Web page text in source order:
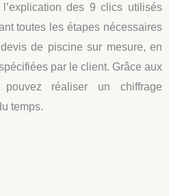
des 9 clics utilisés
toutes les étapes nécessaires
de piscine sur mesure, en
par le client. Grâce aux
réaliser un chiffrage
temps.